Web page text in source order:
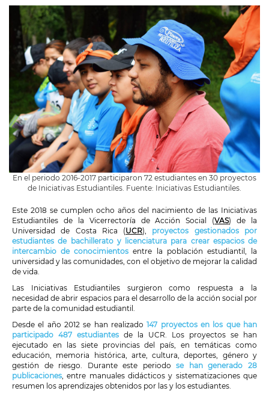
En el periodo 2016-2017 participaron 72 estudiantes en 30 proyectos
de Iniciativas Estudiantiles. Fuente: Iniciativas Estudiantiles.
Este 2018 se cumplen ocho años del nacimiento de las Iniciativas
Estudiantiles de la Vicerrectoría de Acción Social (VAS) de la
Universidad de Costa Rica (UCR), proyectos gestionados por
estudiantes de bachillerato y licenciatura para crear espacios de
intercambio de conocimientos entre la población estudiantil, la
universidad y las comunidades, con el objetivo de mejorar la calidad
de vida.
Las Iniciativas Estudiantiles surgieron como respuesta a la
necesidad de abrir espacios para el desarrollo de la acción social por
parte de la comunidad estudiantil.
Desde el año 2012 se han realizado147 proyectos en los que han
participado 487 estudiantes de la UCR. Los proyectos se han
ejecutado en las siete provincias del país, en temáticas como
educación, memoria histórica, arte, cultura, deportes, género y
gestión de riesgo. Durante este periodose han generado 28
publicaciones, entre manuales didácticos y sistematizaciones que
resumen los aprendizajes obtenidos por las y los estudiantes.